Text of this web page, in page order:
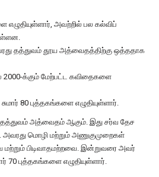
எழுதியுள்ளார், அவற்றில் பல கல்விப்
தத்துவம் தூய அத்வைதத்திற்கு ஒத்ததாக
2000-க்கும் மேற்பட்ட கவிதைகளை
80 புத்தகங்களை எழுதியுள்ளார்.
தத்துவம் அத்வைதம் ஆகும். இது சர்வ தேச
அவரது மொழி மற்றும் அணுகுமுறைகள்
பிடிவாதமற்றவை. இன்றுவரை அவர்
70 புத்தகங்களை எழுதியுள்ளார்.